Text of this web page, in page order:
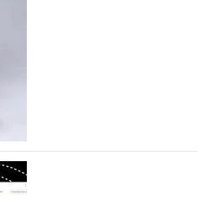
свои новинки на Euro